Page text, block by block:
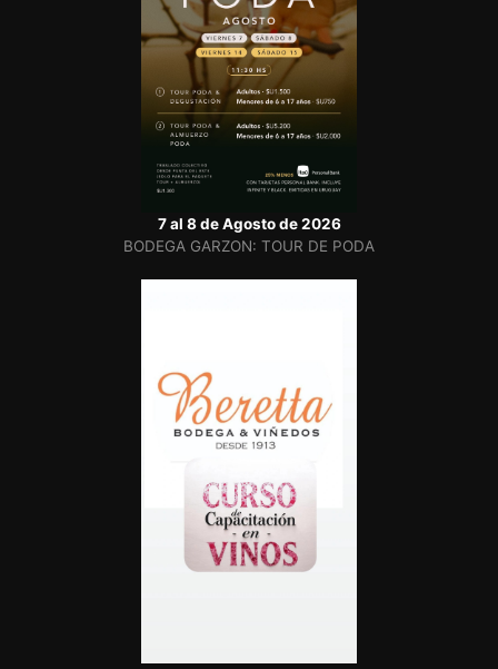
7 al 8 de Agosto de 2026
BODEGA GARZON: TOUR DE PODA